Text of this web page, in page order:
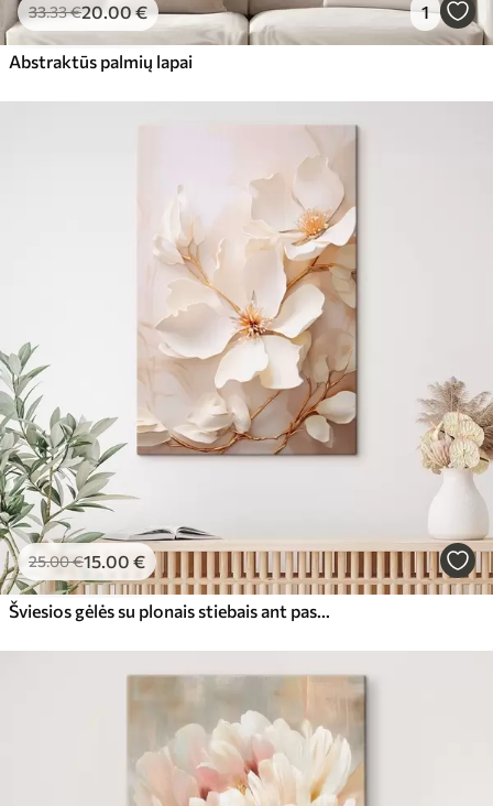
33.33€20.00€ 1
Abstraktūs palmių lapai
25.00€15.00 €
Šviesios gėlės su plonais stiebais ant pastelinio fono